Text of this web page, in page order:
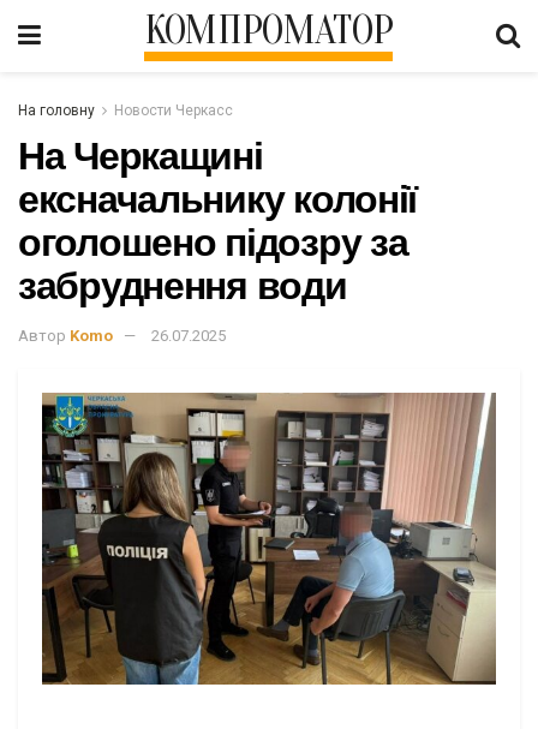
КОМПРОМАТОР
На головну Новости Черкасс
На Черкащині
ексначальнику колонії
оголошено підозру за
забруднення води
Автор Komo 26.07.2025